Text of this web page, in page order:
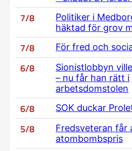
7/8
Politiker i
häktad för grov
7/8 För fred och
6/8
Sionistlobbyn
– nu får han rätt i
arbetsdomstolen
6/8 SOK duckar
5/8
Fredsveteran får
atombombspris